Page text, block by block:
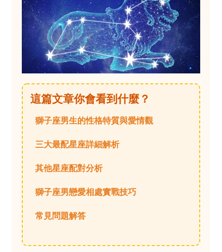
這篇文章你會看到什麼？
獅子座男生的性格特質與愛情觀
三大最配星座詳細解析
其他星座配對分析
獅子座男戀愛相處實戰技巧
常見問題解答